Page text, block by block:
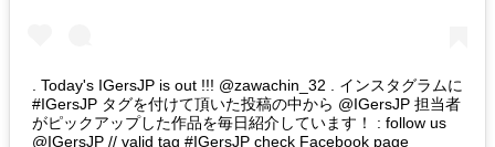
. Today's IGersJP is out !!! @zawachin_32 . インスタグラムに
#IGersJP タグを付けて頂いた投稿の中から @IGersJP 担当者
がピックアップした作品を毎日紹介しています！ : follow us
@IGersJP // valid tag #IGersJP check Facebook page